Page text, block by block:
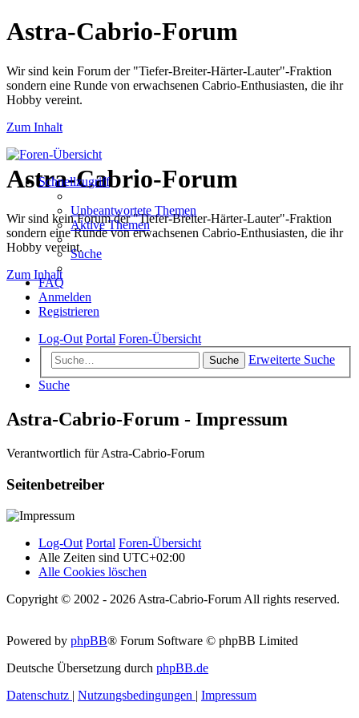
Astra-Cabrio-Forum
Wir sind kein Forum der "Tiefer-Breiter-Härter-Lauter"-Fraktion
sondern eine Runde von erwachsenen Cabrio-Enthusiasten, die ihr
Hobby vereint.
Zum Inhalt
Astra-Cabrio-Forum
Wir sind kein Forum der "Tiefer-Breiter-Härter-Lauter"-Fraktion
sondern eine Runde von erwachsenen Cabrio-Enthusiasten, die ihr
Hobby vereint.
Zum Inhalt
Schnellzugriff
Unbeantwortete Themen
Aktive Themen
Suche
FAQ
Anmelden
Registrieren
Log-Out Portal Foren-Übersicht
Suche
Erweiterte Suche
Suche
Astra-Cabrio-Forum - Impressum
Verantwortlich für Astra-Cabrio-Forum
Seitenbetreiber
Log-Out Portal Foren-Übersicht
Alle Zeiten sind UTC+02:00
Alle Cookies löschen
Copyright © 2002 - 2026 Astra-Cabrio-Forum All rights reserved.
Powered by phpBB® Forum Software © phpBB Limited
Deutsche Übersetzung durch phpBB.de
Datenschutz | Nutzungsbedingungen | Impressum